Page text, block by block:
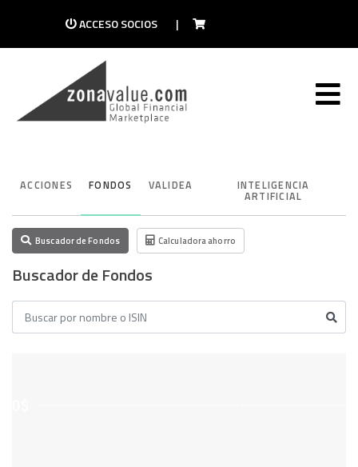
ACCESO SOCIOS |
ACCIONES FONDOS VALIDEA INTELIGENCIA
ARTIFICIAL
Buscador de Fondos Calculadora ahorro
Buscador de Fondos